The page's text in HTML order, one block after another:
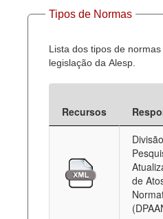
Tipos de Normas
Lista dos tipos de
legislação da Alesp.
Recursos
de